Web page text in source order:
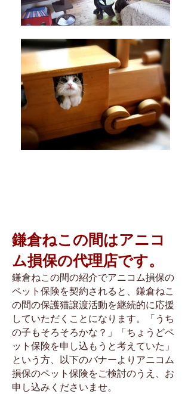
鎌倉ねこの間はアニコ
ム損保の代理店です。
鎌倉ねこの間の紹介でアニコム損保の
ペット保険を契約されると、鎌倉ねこ
の間の保護猫譲渡活動を継続的に応援
していただくことになります。「うち
の子もそろそろかな？」「ちょうどペ
ット保険を申し込もうと考えていた」
という方、以下のバナーよりアニコム
損保のペット保険をご検討のうえ、お
申し込みくださいませ。